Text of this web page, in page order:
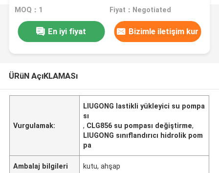
sınıflandırıcı CLG4180D / 4220D / 4260D
MOQ：1 Fiyat：Negotiated
En iyi fiyat Bizimle iletişim kur
ÜRüN AçıKLAMASı
Vurgulamak:
LIUGONG lastikli yükleyici su pompa
sı
, CLG856 su pompası değiştirme,
LIUGONG sınıflandırıcı hidrolik pom
pa
Ambalaj bilgileri kutu, ahşap